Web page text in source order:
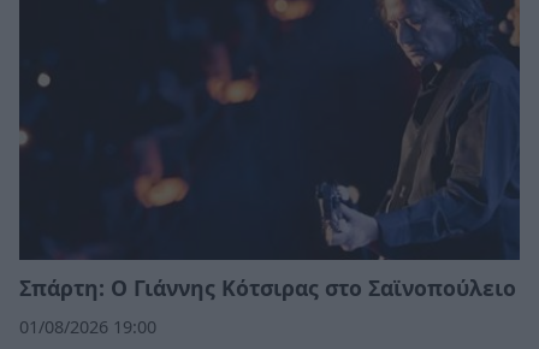
Σπάρτη: Ο Γιάννης Κότσιρας στο Σαϊνοπούλειο
01/08/2026 19:00